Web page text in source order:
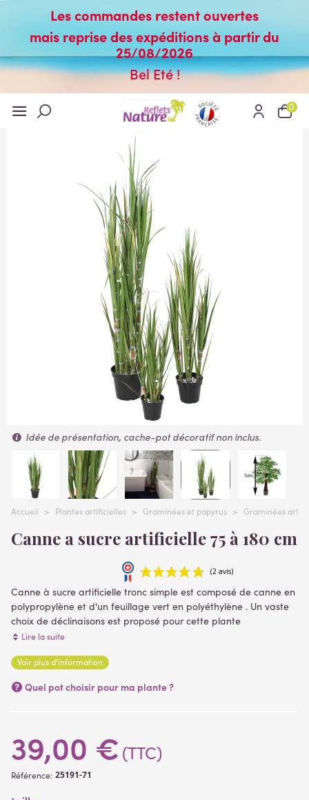
Les commandes restent ouvertes
mais reprise des expéditions à partir du
25/08/2026
Bel Eté !
0
Idée de présentation, cache-pot décoratif non inclus.
Accueil > Plantes artificielles > Graminées et papyrus > Graminées
Canne a sucre artificielle 75 à 180 cm
Canne à sucre artificielle tronc simple est composé de canne en
polypropylène et d'un feuillage vert en polyéthylène . Un vaste
choix de déclinaisons est proposé pour cette plante
artificielle, allant de 75 à 180 cm de hauteur. livré dans un pot
Lire la suite
Voir plus d'information
Quel pot choisir pour ma plante ?
39,00 € (TTC)
Référence: 25191-71